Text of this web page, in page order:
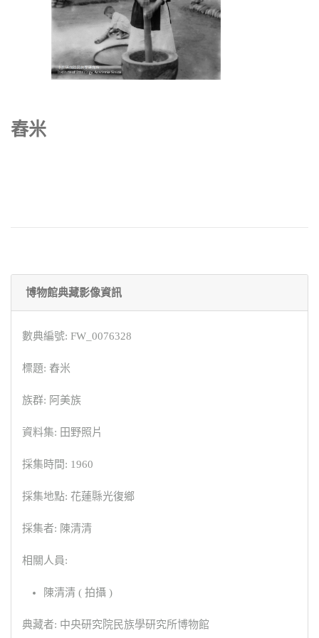
舂米
博物館典藏影像資訊
數典編號: FW_0076328
標題: 舂米
族群: 阿美族
資料集: 田野照片
採集時間: 1960
採集地點: 花蓮縣光復鄉
採集者: 陳清清
相關人員:
陳清清 ( 拍攝 )
典藏者: 中央研究院民族學研究所博物館